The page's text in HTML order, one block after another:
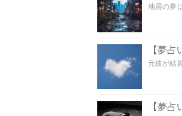
地震の夢
【夢
元彼が結
【夢